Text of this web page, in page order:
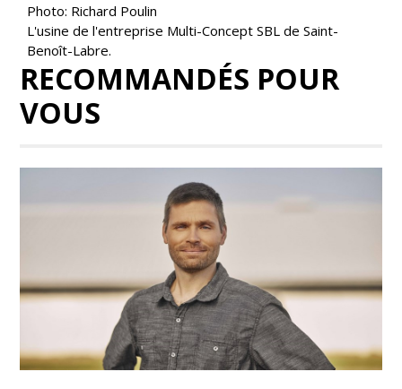
Photo: Richard Poulin
L'usine de l'entreprise Multi-Concept SBL de Saint-
Benoît-Labre.
RECOMMANDÉS POUR
VOUS